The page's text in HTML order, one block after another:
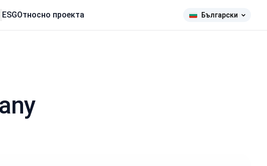
ESGОтносно проекта Български